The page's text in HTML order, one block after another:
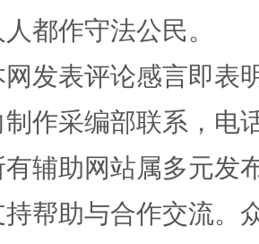
都作守法公民。
发表评论感言即表
作采编部联系，电
辅助网站属多元发
帮助与合作交流。